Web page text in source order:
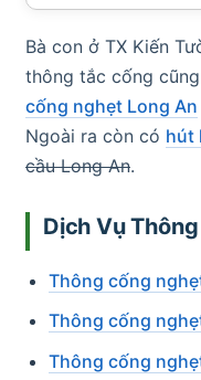
Bà con ở TX Kiến
thông tắc cống
cống nghẹt Long An
Ngoài ra còn có hút
cầu Long An.
Dịch Vụ
Thông cống
Thông cống
Thông cống